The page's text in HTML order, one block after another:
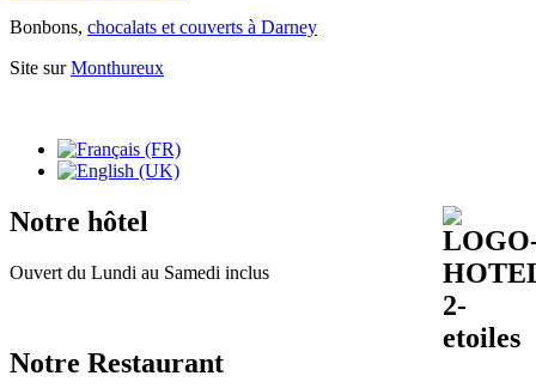
Bonbons, chocalats et couverts à Darney
Site surMonthureux
Notre hôtel
Ouvert du Lundi au Samedi inclus
Notre Restaurant